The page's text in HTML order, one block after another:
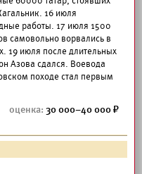
16 июля
работы. 17 июля 1500
самовольно ворвались в
19 июля после длительных
Азова сдался. Воевода
походе стал первым
30 000–40 000